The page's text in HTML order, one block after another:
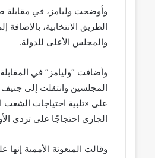
وأوضحت وليامز، في مقابلة
الطريق الانتخابية،
والمجلس الأعلى للدولة.
وأضافت “وليامز” في
المجلسين وانتقلت إلى
على «تلبية احتياجات الشعب
الجاري احتجاجًا على تردي
وقالت المبعوثة الأممية